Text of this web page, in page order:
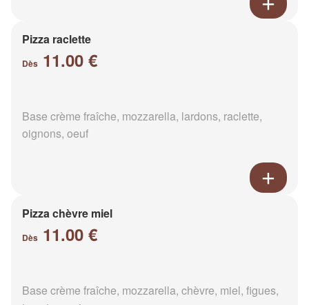
Pizza raclette
Dès 11.00 €
Base crème fraîche, mozzarella, lardons, raclette,
oignons, oeuf
Pizza chèvre miel
Dès 11.00 €
Base crème fraîche, mozzarella, chèvre, miel, figues,